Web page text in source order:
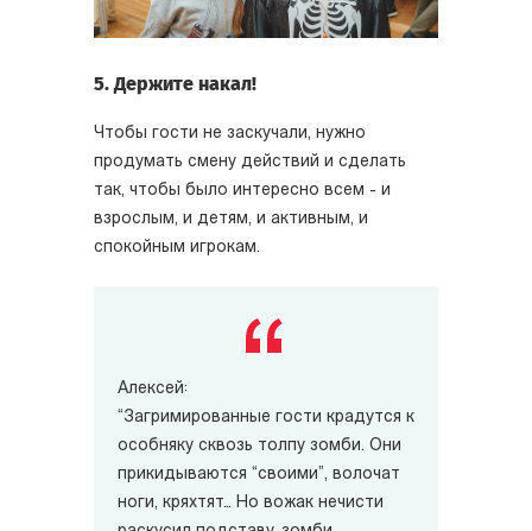
5. Держите накал!
Чтобы гости не заскучали, нужно
продумать смену действий и сделать
так, чтобы было интересно всем - и
взрослым, и детям, и активным, и
спокойным игрокам.
Алексей:
“Загримированные гости крадутся к
особняку сквозь толпу зомби. Они
прикидываются “своими”, волочат
ноги, кряхтят… Но вожак нечисти